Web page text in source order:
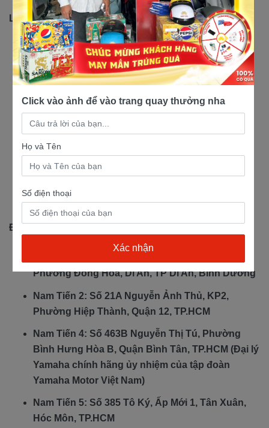
Liên hệ:
Hotline: 1900 2145
Website: xemaynamtien.com
Website: xemayyamahanamtien.com
Email: xemaynamtien123@gmail.com
https://www.youtube.com/@namtienmotor
Tiktok: https://www.tiktok.com/@namtien.motor
Địa chỉ:
Phường Đông Hòa, Dĩ An, TP Dĩ An, Bình Dương
Nam Tiến 2: Số 21A Nguyễn Ảnh Thủ, KP2,
Phường Hiệp Thành, Quận 12, TP.HCM
Nam Tiến 4: Số 463B Nguyễn Thị Tú, Phường
Bình Hưng Hòa B, Quận Bình Tân, TP.HCM (Đại lý
Yamaha chính hãng ủy nhiệm của tập đoàn
Yamaha Motor Việt Nam)
Nam Tiến 5: Số 385 Tô Ký, Ấp Mới 1, Tân Xuân,
Hóc Môn, TP.HCM
Click vào ảnh để vào trang quay thưởng nha
Họ và Tên
Số điện thoại